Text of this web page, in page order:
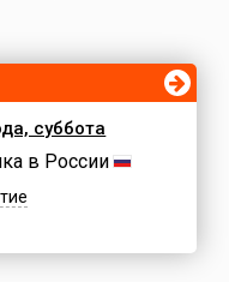
суббота
в России